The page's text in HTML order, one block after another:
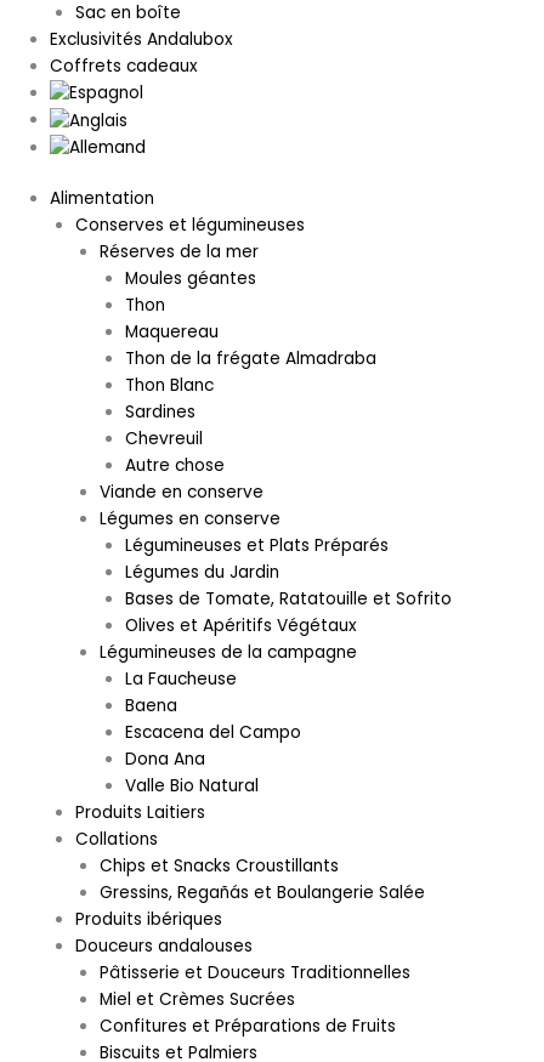
Sac en boîte
Exclusivités Andalubox
Coffrets cadeaux
Alimentation
Conserves et légumineuses
Réserves de la mer
Moules géantes
Thon
Maquereau
Thon de la frégate Almadraba
Thon Blanc
Sardines
Chevreuil
Autre chose
Viande en conserve
Légumes en conserve
Légumineuses et Plats Préparés
Légumes du Jardin
Bases de Tomate, Ratatouille et Sofrito
Olives et Apéritifs Végétaux
Légumineuses de la campagne
La Faucheuse
Baena
Escacena del Campo
Dona Ana
Valle Bio Natural
Produits Laitiers
Collations
Chips et Snacks Croustillants
Gressins, Regañás et Boulangerie Salée
Produits ibériques
Douceurs andalouses
Pâtisserie et Douceurs Traditionnelles
Miel et Crèmes Sucrées
Confitures et Préparations de Fruits
Biscuits et Palmiers